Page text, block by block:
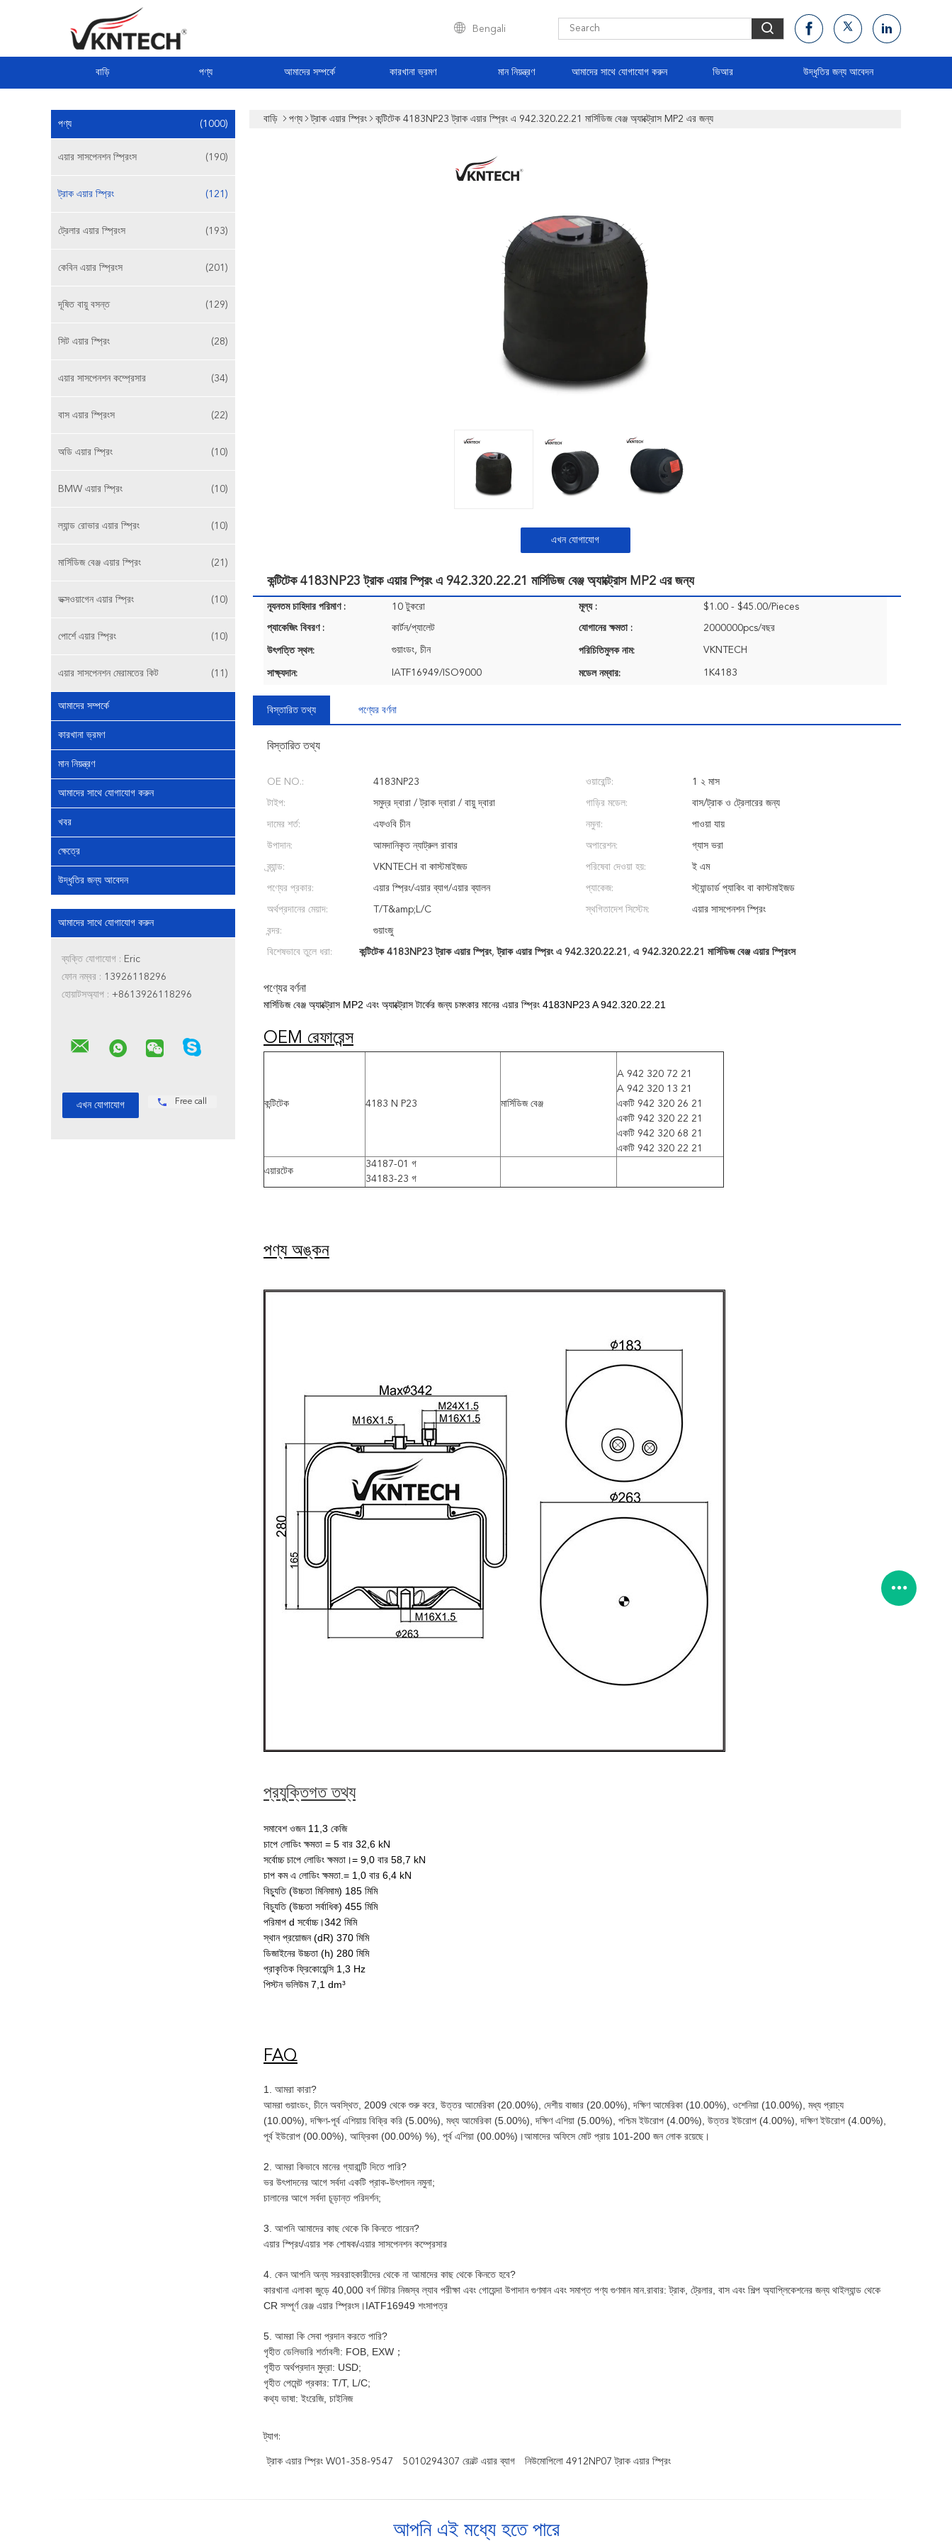
Bengali
বাড়ি পণ্য আমাদের সম্পর্কে কারখানা ভ্রমণ মান নিয়ন্ত্রণ আমাদের সাথে যোগাযোগ করুন ভিআর উদ্ধৃতির জন্য আবেদন
পণ্য (1000)
এয়ার সাসপেনশন স্প্রিংস (190)
ট্রাক এয়ার স্প্রিং (121)
ট্রেলার এয়ার স্প্রিংস (193)
কেবিন এয়ার স্প্রিংস (201)
দূষিত বায়ু বসন্ত (129)
সিট এয়ার স্প্রিং (28)
এয়ার সাসপেনশন কম্প্রেসার (34)
বাস এয়ার স্প্রিংস (22)
অডি এয়ার স্প্রিং (10)
BMW এয়ার স্প্রিং (10)
ল্যান্ড রোভার এয়ার স্প্রিং (10)
মার্সিডিজ বেঞ্জ এয়ার স্প্রিং (21)
ভক্সওয়াগেন এয়ার স্প্রিং (10)
পোর্শে এয়ার স্প্রিং (10)
এয়ার সাসপেনশন মেরামতের কিট (11)
আমাদের সম্পর্কে
কারখানা ভ্রমণ
মান নিয়ন্ত্রণ
আমাদের সাথে যোগাযোগ করুন
খবর
ক্ষেত্রে
উদ্ধৃতির জন্য আবেদন
আমাদের সাথে যোগাযোগ করুন
ব্যক্তি যোগাযোগ : Eric
ফোন নম্বর : 13926118296
হোয়াটসঅ্যাপ : +8613926118296
Free call
বাড়ি পণ্য ট্রাক এয়ার স্প্রিং কন্টিটেক 4183NP23 ট্রাক এয়ার স্প্রিং এ 942.320.22.21 মার্সিডিজ বেঞ্জ অ্যাক্ট্রোস MP2 এর জন্য
এখন যোগাযোগ
কন্টিটেক 4183NP23 ট্রাক এয়ার স্প্রিং এ 942.320.22.21 মার্সিডিজ বেঞ্জ অ্যাক্ট্রোস MP2 এর জন্য
ন্যূনতম চাহিদার পরিমাণ : 10 টুকরো মূল্য : $1.00 - $45.00/Pieces
প্যাকেজিং বিবরণ : কার্টন/প্যালেট যোগানের ক্ষমতা : 2000000pcs/বছর
উৎপত্তি স্থল: গুয়াংডং, চীন পরিচিতিমুলক নাম: VKNTECH
সাক্ষ্যদান: IATF16949/ISO9000 মডেল নম্বার: 1K4183
বিস্তারিত তথ্য পণ্যের বর্ণনা
বিস্তারিত তথ্য
OE NO.: 4183NP23 ওয়ারেন্টি: 1 ২ মাস
টাইপ: সমুদ্র দ্বারা / ট্রাক দ্বারা / বায়ু দ্বারা গাড়ির মডেল: বাস/ট্রাক ও ট্রেলারের জন্য
দামের শর্ত: এফওবি চীন নমুনা: পাওয়া যায়
উপাদান: আমদানিকৃত ন্যাট্রুল রাবার অপারেশন: গ্যাস ভরা
ব্র্যান্ড: VKNTECH বা কাস্টমাইজড পরিষেবা দেওয়া হয়: ই এম
পণ্যের প্রকার: এয়ার স্প্রিং/এয়ার ব্যাগ/এয়ার ব্যালন প্যাকেজ: স্ট্যান্ডার্ড প্যাকিং বা কাস্টমাইজড
অর্থপ্রদানের মেয়াদ: T/T&amp;L/C স্থগিতাদেশ সিস্টেম: এয়ার সাসপেনশন স্প্রিং
বন্দর: গুয়াংজু
বিশেষভাবে তুলে ধরা: কন্টিটেক 4183NP23 ট্রাক এয়ার স্প্রিং,ট্রাক এয়ার স্প্রিং এ 942.320.22.21 , এ 942.320.22.21 মার্সিডিজ বেঞ্জ এয়ার স্প্রিংস
পণ্যের বর্ণনা
মার্সিডিজ বেঞ্জ অ্যাক্ট্রোস MP2 এবং অ্যাক্ট্রোস টার্কের জন্য চমৎকার মানের এয়ার স্প্রিং 4183NP23 A 942.320.22.21
OEM রেফারেন্স
কন্টিটেক 4183 N P23 মার্সিডিজ বেঞ্জ
A 942 320 72 21
A 942 320 13 21
একটি 942 320 26 21
একটি 942 320 22 21
একটি 942 320 68 21
একটি 942 320 22 21
এয়ারটেক
34187-01 গ
34183-23 গ
পণ্য অঙ্কন
প্রযুক্তিগত তথ্য
সমাবেশ ওজন 11,3 কেজি
চাপে লোডিং ক্ষমতা = 5 বার 32,6 kN
সর্বোচ্চ চাপে লোডিং ক্ষমতা।= 9,0 বার 58,7 kN
চাপ কম এ লোডিং ক্ষমতা.= 1,0 বার 6,4 kN
বিচ্যুতি (উচ্চতা মিনিমাম) 185 মিমি
বিচ্যুতি (উচ্চতা সর্বাধিক) 455 মিমি
পরিমাপ d সর্বোচ্চ।342 মিমি
স্থান প্রয়োজন (dR) 370 মিমি
ডিজাইনের উচ্চতা (h) 280 মিমি
প্রাকৃতিক ফ্রিকোয়েন্সি 1,3 Hz
পিস্টন ভলিউম 7,1 dm³
FAQ
1. আমরা কারা?
আমরা গুয়াংডং, চীনে অবস্থিত, 2009 থেকে শুরু করে, উত্তর আমেরিকা (20.00%), দেশীয় বাজার (20.00%), দক্ষিণ আমেরিকা (10.00%), ওশেনিয়া (10.00%), মধ্য প্রাচ্য
(10.00%), দক্ষিণ-পূর্ব এশিয়ায় বিক্রি করি (5.00%), মধ্য আমেরিকা (5.00%), দক্ষিণ এশিয়া (5.00%), পশ্চিম ইউরোপ (4.00%), উত্তর ইউরোপ (4.00%), দক্ষিণ ইউরোপ (4.00%),
পূর্ব ইউরোপ (00.00%), আফ্রিকা (00.00%) %), পূর্ব এশিয়া (00.00%)।আমাদের অফিসে মোট প্রায় 101-200 জন লোক রয়েছে।
2. আমরা কিভাবে মানের গ্যারান্টি দিতে পারি?
ভর উৎপাদনের আগে সর্বদা একটি প্রাক-উৎপাদন নমুনা;
চালানের আগে সর্বদা চূড়ান্ত পরিদর্শন;
3. আপনি আমাদের কাছ থেকে কি কিনতে পারেন?
এয়ার স্প্রিং/এয়ার শক শোষক/এয়ার সাসপেনশন কম্প্রেসার
4. কেন আপনি অন্য সরবরাহকারীদের থেকে না আমাদের কাছ থেকে কিনতে হবে?
কারখানা এলাকা জুড়ে 40,000 বর্গ মিটার নিজস্ব ল্যাব পরীক্ষা এবং গোয়েন্দা উপাদান গুণমান এবং সমাপ্ত পণ্য গুণমান মান.রাবার: ট্রাক, ট্রেলার, বাস এবং শিল্প অ্যাপ্লিকেশনের জন্য থাইল্যান্ড থেকে
CR সম্পূর্ণ রেঞ্জ এয়ার স্প্রিংস।IATF16949 শংসাপত্র
5. আমরা কি সেবা প্রদান করতে পারি?
গৃহীত ডেলিভারি শর্তাবলী: FOB, EXW；
গৃহীত অর্থপ্রদান মুদ্রা: USD;
গৃহীত পেমেন্ট প্রকার: T/T, L/C;
কথ্য ভাষা: ইংরেজি, চাইনিজ
ট্যাগ:
ট্রাক এয়ার স্প্রিং W01-358-9547 5010294307 রেনল্ট এয়ার ব্যাগ নিউমোপিলো 4912NP07 ট্রাক এয়ার স্প্রিং
আপনি এই মধ্যে হতে পারে